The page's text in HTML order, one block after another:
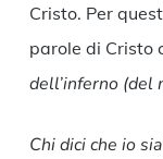
Cristo. Per
parole di Cristo
dell’inferno (del
Chi dici che io